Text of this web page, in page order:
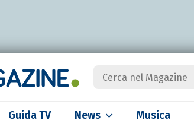
Guida TV News Musica